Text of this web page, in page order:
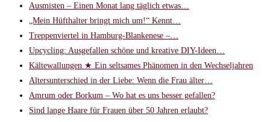
Ausmisten – Einen Monat lang täglich etwas…
„Mein Hüfthalter bringt mich um!“ Kennt…
Treppenviertel in Hamburg-Blankenese –…
Upcycling: Ausgefallen schöne und kreative DIY-Ideen…
Kältewallungen ★ Ein seltsames Phänomen in den Wechseljahren
Altersunterschied in der Liebe: Wenn die Frau älter…
Amrum oder Borkum – Wo hat es uns besser gefallen?
Sind lange Haare für Frauen über 50 Jahren erlaubt?